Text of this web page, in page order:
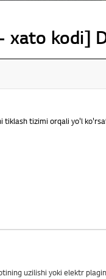
xato kodi]
tiklash tizimi orqali yo'l
uzilishi yoki elektr